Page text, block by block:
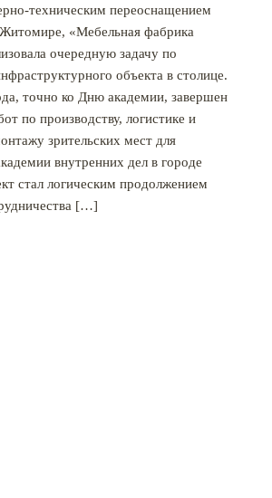
техническим переоснащением
Житомире, «Мебельная фабрика
очередную задачу по
объекта в столице.
точно ко Дню академии, завершен
по производству, логистике и
зрительских мест для
внутренних дел в городе
стал логическим продолжением
[…]